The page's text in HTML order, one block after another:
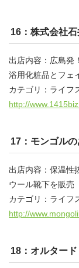
16：株式会社
出店内容：広島発
浴用化粧品とフェ
カテゴリ：ライフ
http://
17：モンゴル
出店内容：保温性
ウール靴下を販売
カテゴリ：ライフ
http://
18：オルター